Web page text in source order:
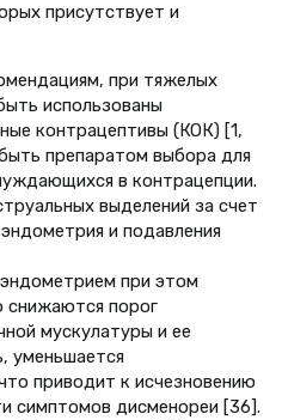
присутствует и
при тяжелых
использованы
контрацептивы (КОК) [1,
препаратом выбора для
в контрацепции.
выделений за счет
и подавления
при этом
снижаются порог
мускулатуры и ее
уменьшается
приводит к исчезновению
симптомов дисменореи [36].